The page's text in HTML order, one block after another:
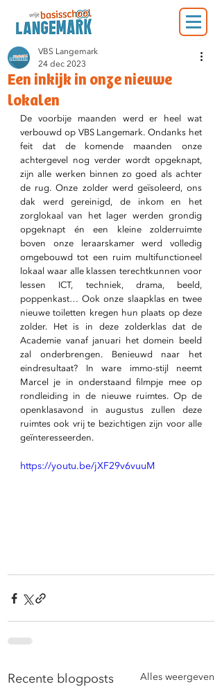
Een inkijk in onze nieuwe
lokalen
VBS Langemark
24 dec 2023
De voorbije maanden werd er heel wat
verbouwd op VBS Langemark. Ondanks het
feit dat de komende maanden onze
achtergevel nog verder wordt opgeknapt,
zijn alle werken binnen zo goed als achter
de rug. Onze zolder werd geïsoleerd, ons
dak werd gereinigd, de inkom en het
zorglokaal van het lager werden grondig
opgeknapt én een kleine zolderruimte
boven onze leraarskamer werd volledig
omgebouwd tot een ruim multifunctioneel
lokaal waar alle klassen terechtkunnen voor
lessen ICT, techniek, drama, beeld,
poppenkast… Ook onze slaapklas en twee
nieuwe toiletten kregen hun plaats op deze
zolder. Het is in deze zolderklas dat de
Academie vanaf januari het domein beeld
zal onderbrengen. Benieuwd naar het
eindresultaat? In ware immo-stijl neemt
Marcel je in onderstaand filmpje mee op
rondleiding in de nieuwe ruimtes. Op de
openklasavond in augustus zullen deze
ruimtes ook vrij te bezichtigen zijn voor alle
geïnteresseerden.
https://youtu.be/jXF29v6vuuM
Recente blogposts Alles weergeven